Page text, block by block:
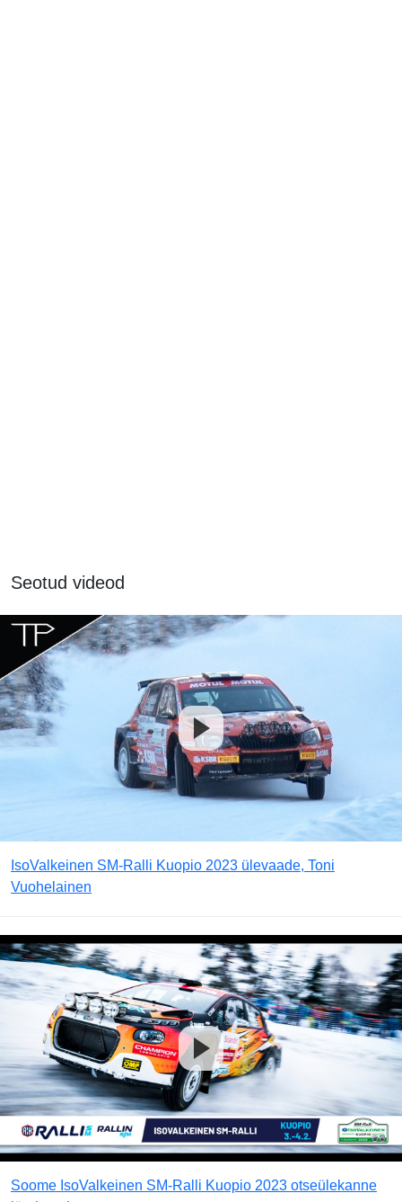
Seotud videod
IsoValkeinen SM-Ralli Kuopio 2023 ülevaade, Toni
Vuohelainen
Soome IsoValkeinen SM-Ralli Kuopio 2023 otseülekanne